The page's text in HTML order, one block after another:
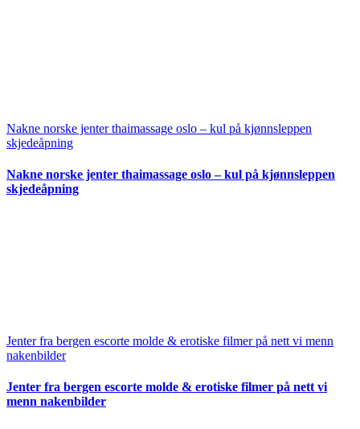
Nakne norske jenter thaimassage oslo – kul på kjønnsleppen
skjedeåpning
Nakne norske jenter thaimassage oslo – kul på kjønnsleppen
skjedeåpning
Jenter fra bergen escorte molde & erotiske filmer på nett vi menn
nakenbilder
Jenter fra bergen escorte molde & erotiske filmer på nett vi
menn nakenbilder